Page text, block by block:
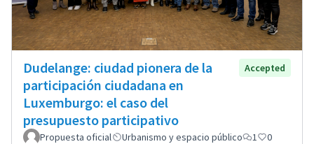
Dudelange: ciudad pionera de la
participación ciudadana en
Luxemburgo: el caso del
presupuesto participativo
Accepted
Propuesta oficial Urbanismo y espacio público 1 0